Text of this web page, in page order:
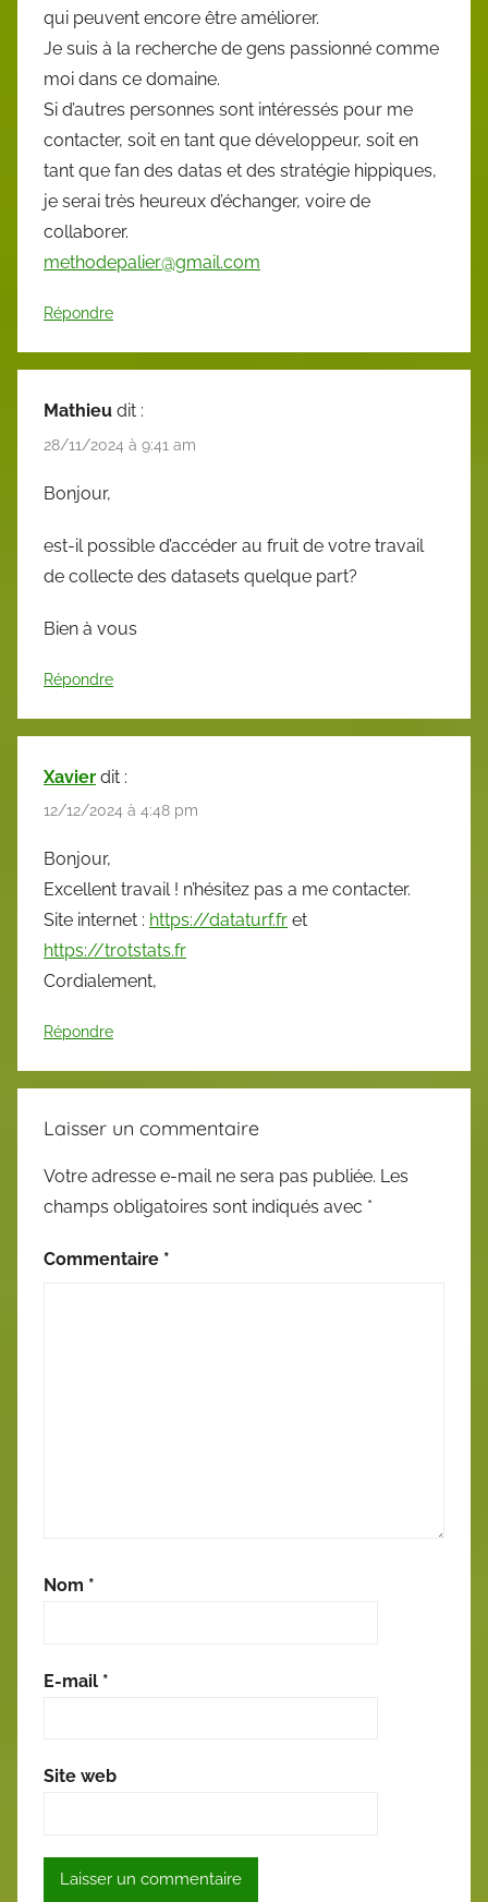
qui peuvent encore être améliorer.
Je suis à la recherche de gens passionné comme
moi dans ce domaine.
Si d’autres personnes sont intéressés pour me
contacter, soit en tant que développeur, soit en
tant que fan des datas et des stratégie hippiques,
je serai très heureux d’échanger, voire de
collaborer.
methodepalier@gmail.com
Répondre
Mathieu dit :
28/11/2024 à 9:41 am
Bonjour,
est-il possible d’accéder au fruit de votre travail
de collecte des datasets quelque part?
Bien à vous
Répondre
Xavier dit :
12/12/2024 à 4:48 pm
Bonjour,
Excellent travail ! n’hésitez pas a me contacter.
Site internet : https://dataturf.fr et
https://trotstats.fr
Cordialement,
Répondre
Laisser un commentaire
Votre adresse e-mail ne sera pas publiée. Les
champs obligatoires sont indiqués avec *
Commentaire *
Nom *
E-mail *
Site web